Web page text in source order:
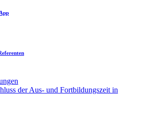
der Aus- und Fortbildungszeit in